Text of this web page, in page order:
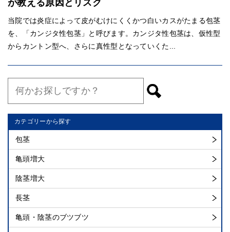
が教える原因とリスク
当院では炎症によって皮がむけにくくかつ白いカスがたまる包茎
を、「カンジタ性包茎」と呼びます。カンジタ性包茎は、仮性型
からカントン型へ、さらに真性型となっていくた...
カテゴリーから探す
包茎
亀頭増大
陰茎増大
長茎
亀頭・陰茎のブツブツ